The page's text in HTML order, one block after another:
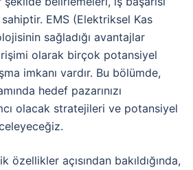
EMS (Elektriksel Kas
sağladığı avantajlar
olarak birçok potansiyel
imkanı vardır. Bu bölümde,
hedef pazarınızı
olacak stratejileri ve potansiyel
özellikler açısından bakıldığında,